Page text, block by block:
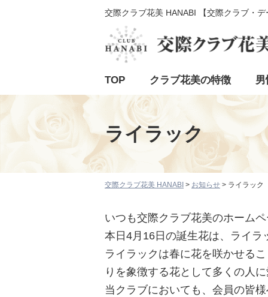
交際クラブ花美 HANABI 【交際クラブ・
TOP クラブ花美の特徴 男
ライラック
交際クラブ花美 HANABI > お知らせ > ライラック
いつも交際クラブ花美のホーム
本日4月16日の誕生花は、ライ
ライラックは春に花を咲かせる
りを象徴する花として多くの人
当クラブにおいても、会員の皆